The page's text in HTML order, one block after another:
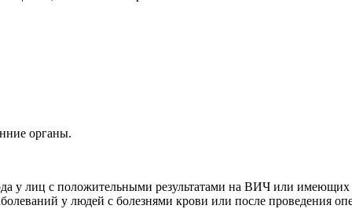
органы.
у лиц с положительными результатами на ВИЧ или
у людей с болезнями крови или после проведения